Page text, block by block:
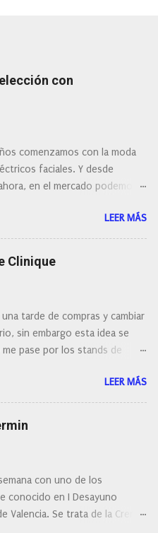
con
comenzamos con la moda
faciales. Y desde
en el mercado podemos
a pilas, a batería,
o de oscilación... y
los precios. Existe en la
que antes de hacer la
hacernos unas preguntas:
mi opinión de porque elegí mi
LEER MÁS
Clinique
tarde de compras y cambiar
sin embargo esta idea se
pase por los stands de
de colores de Clinique.
LEER MÁS
con uno de los
conocido en I Desayuno
Valencia. Se trata de la Crema